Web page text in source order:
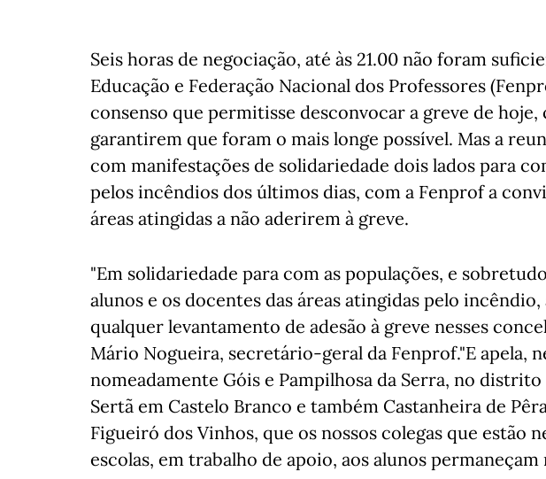
Seis horas de negociação, até às 21.00 não foram
Educação e Federação Nacional dos Professores
consenso que permitisse desconvocar a greve de hoje,
garantirem que foram o mais longe possível. Mas a
com manifestações de solidariedade dois lados para
pelos incêndios dos últimos dias, com a Fenprof a
áreas atingidas a não aderirem à greve.
"Em solidariedade para com as populações, e
alunos e os docentes das áreas atingidas pelo
qualquer levantamento de adesão à greve nesses
Mário Nogueira, secretário-geral da Fenprof."E apela,
nomeadamente Góis e Pampilhosa da Serra, no
Sertã em Castelo Branco e também Castanheira de
Figueiró dos Vinhos, que os nossos colegas que estão
escolas, em trabalho de apoio, aos alunos permaneçam